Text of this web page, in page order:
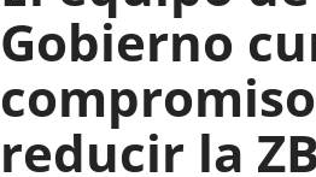
Gobierno
reducir la